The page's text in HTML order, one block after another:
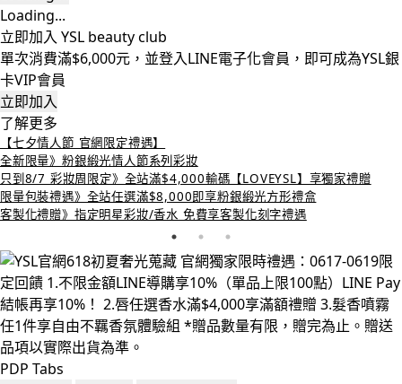
Loading...
立即加入 YSL beauty club
單次消費滿$6,000元，並登入LINE電子化會員，即可成為YSL銀
卡VIP會員
立即加入
了解更多
【七夕情人節 官網限定禮遇】
全新限量》粉銀緞光情人節系列彩妝
只到8/7 彩妝周限定》全站滿$4,000輸碼【LOVEYSL】享獨家禮贈
限量包裝禮遇》全站任選滿$8,000即享粉銀緞光方形禮盒
客製化禮贈》指定明星彩妝/香水 免費享客製化刻字禮遇
PDP Tabs